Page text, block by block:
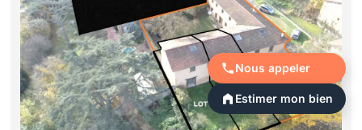
Nous appeler
Estimer mon bien